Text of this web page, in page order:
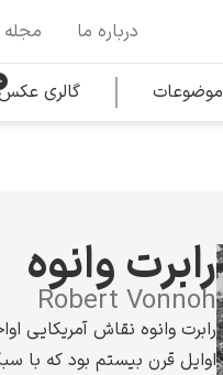
درباره ما مجله
موضوعات گالری
رابرت وانوه
Robert Vonnoh
رابرت وانوه نقاش آمریکایی
اوایل قرن بیستم بود که با